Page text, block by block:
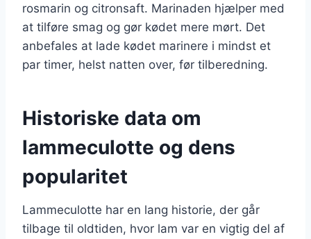
rosmarin og citronsaft. Marinaden hjælper med
at tilføre smag og gør kødet mere mørt. Det
anbefales at lade kødet marinere i mindst et
par timer, helst natten over, før tilberedning.
Historiske data om
lammeculotte og dens
popularitet
Lammeculotte har en lang historie, der går
tilbage til oldtiden, hvor lam var en vigtig del af